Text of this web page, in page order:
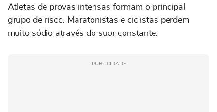
Atletas de provas intensas formam o principal
grupo de risco. Maratonistas e ciclistas perdem
muito sódio através do suor constante.
PUBLICIDADE